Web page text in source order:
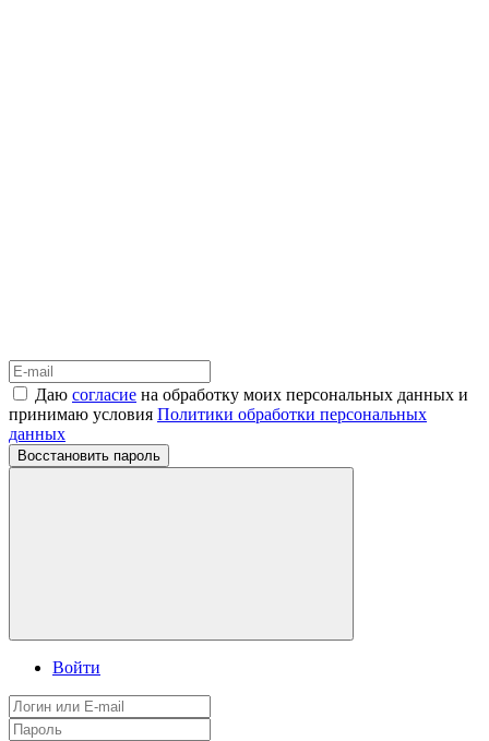
Даю согласие на обработку моих персональных данных и
принимаю условия Политики обработки персональных
данных
Восстановить пароль
Войти